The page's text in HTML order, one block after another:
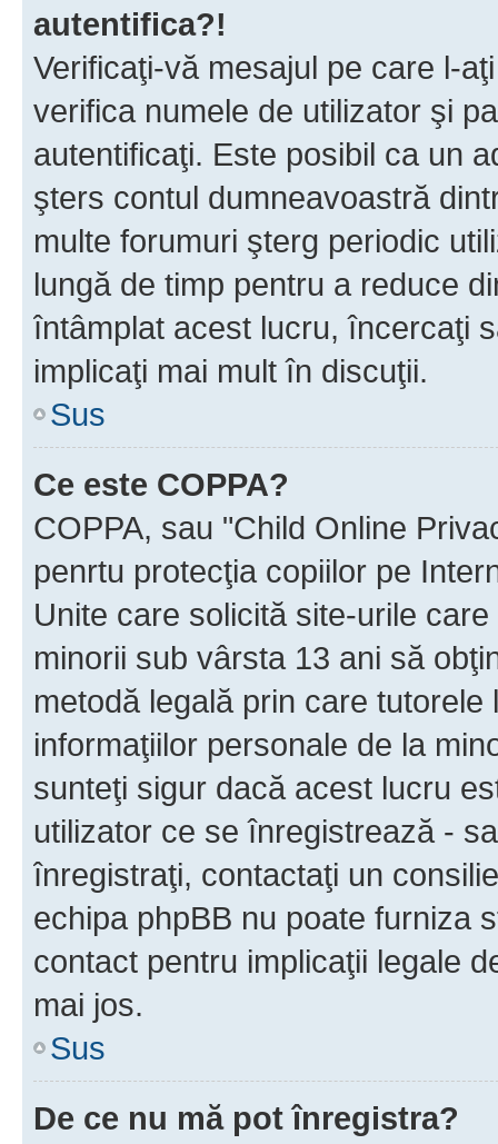
autentifica?!
Verificaţi-vă mesajul pe care l-
verifica numele de utilizator şi
autentificaţi. Este posibil ca un
şters contul dumneavoastră
multe forumuri şterg periodic
lungă de timp pentru a reduce
întâmplat acest lucru, încercaţi
implicaţi mai mult în discuţii.
Sus
Ce este COPPA?
COPPA, sau "Child Online
penrtu protecţia copiilor pe
Unite care solicită site-urile
minorii sub vârsta 13 ani să
metodă legală prin care
informaţiilor personale de la
sunteţi sigur dacă acest lucru
utilizator ce se înregistrează -
înregistraţi, contactaţi un
echipa phpBB nu poate furniza
contact pentru implicaţii legale
mai jos.
Sus
De ce nu mă pot înregistra?